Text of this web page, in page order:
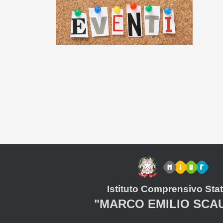
Istituto Comprensivo
"MARCO EMILIO